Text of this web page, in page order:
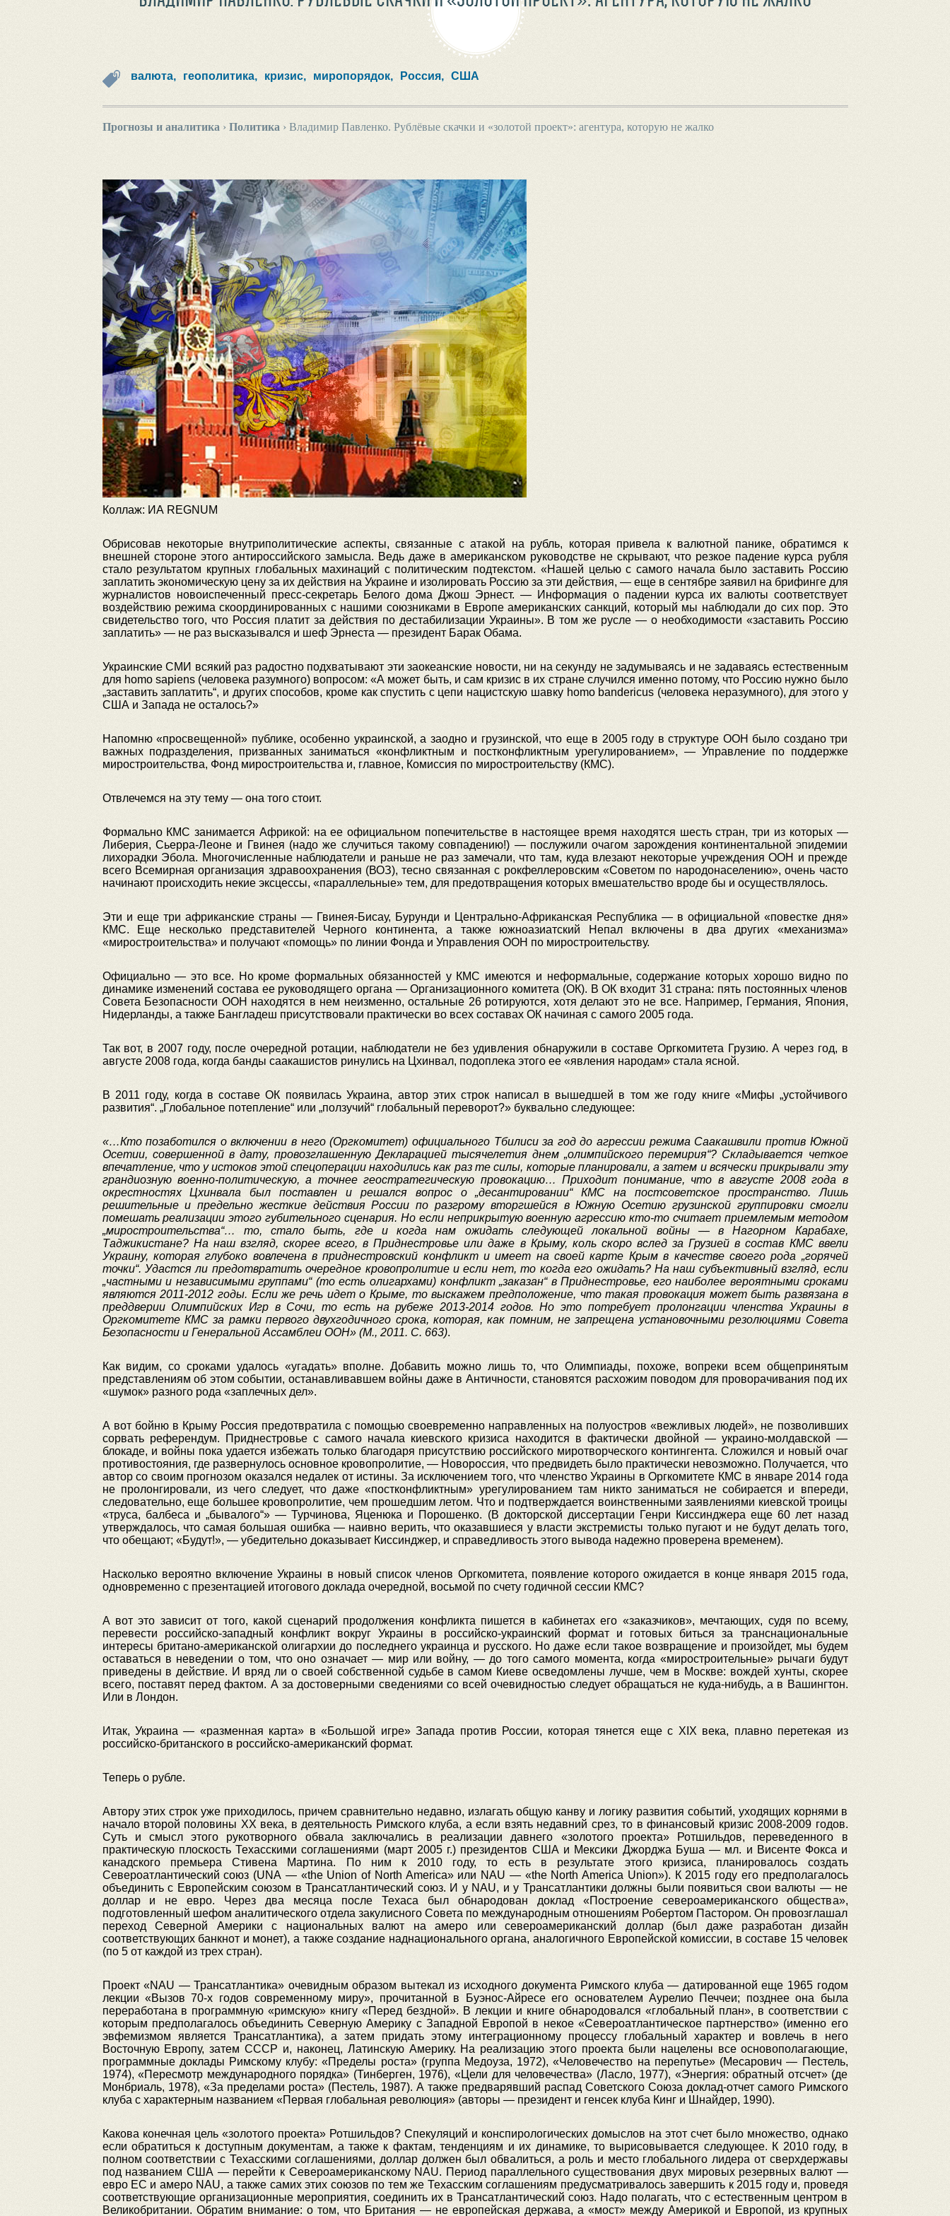
валюта, геополитика, кризис, миропорядок, Россия, США
Прогнозы и аналитика › Политика › Владимир Павленко. Рублёвые скачки и «золотой проект»: агентура, которую не жалко
Коллаж: ИА REGNUM
Обрисовав некоторые внутриполитические аспекты, связанные с атакой на рубль, которая привела к валютной панике, обратимся к
внешней стороне этого антироссийского замысла. Ведь даже в американском руководстве не скрывают, что резкое падение курса рубля
стало результатом крупных глобальных махинаций с политическим подтекстом. «Нашей целью с самого начала было заставить Россию
заплатить экономическую цену за их действия на Украине и изолировать Россию за эти действия, — еще в сентябре заявил на брифинге для
журналистов новоиспеченный пресс-секретарь Белого дома Джош Эрнест. — Информация о падении курса их валюты соответствует
воздействию режима скоординированных с нашими союзниками в Европе американских санкций, который мы наблюдали до сих пор. Это
свидетельство того, что Россия платит за действия по дестабилизации Украины». В том же русле — о необходимости «заставить Россию
заплатить» — не раз высказывался и шеф Эрнеста — президент Барак Обама.
Украинские СМИ всякий раз радостно подхватывают эти заокеанские новости, ни на секунду не задумываясь и не задаваясь естественным
для homo sapiens (человека разумного) вопросом: «А может быть, и сам кризис в их стране случился именно потому, что Россию нужно было
„заставить заплатить“, и других способов, кроме как спустить с цепи нацистскую шавку homo bandericus (человека неразумного), для этого у
США и Запада не осталось?»
Напомню «просвещенной» публике, особенно украинской, а заодно и грузинской, что еще в 2005 году в структуре ООН было создано три
важных подразделения, призванных заниматься «конфликтным и постконфликтным урегулированием», — Управление по поддержке
миростроительства, Фонд миростроительства и, главное, Комиссия по миростроительству (КМС).
Отвлечемся на эту тему — она того стоит.
Формально КМС занимается Африкой: на ее официальном попечительстве в настоящее время находятся шесть стран, три из которых —
Либерия, Сьерра-Леоне и Гвинея (надо же случиться такому совпадению!) — послужили очагом зарождения континентальной эпидемии
лихорадки Эбола. Многочисленные наблюдатели и раньше не раз замечали, что там, куда влезают некоторые учреждения ООН и прежде
всего Всемирная организация здравоохранения (ВОЗ), тесно связанная с рокфеллеровским «Советом по народонаселению», очень часто
начинают происходить некие эксцессы, «параллельные» тем, для предотвращения которых вмешательство вроде бы и осуществлялось.
Эти и еще три африканские страны — Гвинея-Бисау, Бурунди и Центрально-Африканская Республика — в официальной«повестке дня»
КМС. Еще несколько представителей Черного континента, а также южноазиатский Непал включены в два других «механизма»
«миростроительства» и получают «помощь» по линии Фонда и Управления ООН по миростроительству.
Официально — это все. Но кроме формальных обязанностей у КМС имеются и неформальные, содержание которых хорошо видно по
динамике изменений состава ее руководящего органа — Организационного комитета (ОК). В ОК входит 31 страна: пять постоянных членов
Совета Безопасности ООН находятся в нем неизменно, остальные 26 ротируются, хотя делают это не все. Например, Германия, Япония,
Нидерланды, а также Бангладеш присутствовали практически во всех составах ОК начиная с самого 2005 года.
Так вот, в 2007 году, после очередной ротации, наблюдатели не без удивления обнаружили в составе Оргкомитета Грузию. А через год, в
августе 2008 года, когда банды саакашистов ринулись на Цхинвал, подоплека этого ее «явления народам» стала ясной.
В 2011 году, когда в составе ОК появилась Украина, автор этих строк написал в вышедшей в том же году книге «Мифы „устойчивого
развития“. „Глобальное потепление“ или „ползучий“ глобальный переворот?» буквально следующее:
«…Кто позаботился о включении в него (Оргкомитет) официального Тбилиси за год до агрессии режима Саакашвили против Южной
Осетии, совершенной в дату, провозглашенную Декларацией тысячелетия днем „олимпийского перемирия“?Складывается четкое
впечатление, что у истоков этой спецоперации находились как раз те силы, которые планировали,а затем и всячески прикрывали эту
грандиозную военно-политическую,а точнее геостратегическую провокацию… Приходит понимание, что в августе 2008года в
окрестностях
Цхинвала был поставлен и решался вопрос о „десантировании“ КМС на постсоветское пространство.Лишь
решительные и предельно жесткие действия России по разгрому вторгшейся в Южную Осетию грузинской группировки смогли
помешать реализации этого губительного сценария. Но если неприкрытую военную агрессию кто-то считает приемлемым методом
„миростроительства“…
то,стало быть, где и когда нам ожидать следующей локальной войны — в Нагорном Карабахе,
Таджикистане? На наш взгляд, скорее всего,в Приднестровье или даже в Крыму, коль скоро вслед за Грузией в состав КМС ввели
Украину, которая глубоко вовлечена в приднестровский конфликт и имеет на своей карте Крым в качестве своего рода „горячей
точки“. Удастся ли предотвратить очередное кровопролитие и если нет,то когда его ожидать? На наш субъективный взгляд, если
„частными и независимыми группами“ (то есть олигархами) конфликт „заказан“ в Приднестровье, его наиболее вероятными сроками
являются 2011-2012 годы. Если же речь идет о Крыме, то выскажем предположение, что такая провокация может быть развязана в
преддверии Олимпийских Игр в Сочи,то есть на рубеже 2013-2014 годов.Но это потребует пролонгации членства Украины в
Оргкомитете КМС за рамки первого двухгодичного срока,которая,как помним,не запрещена установочными резолюциями Совета
Безопасности и Генеральной Ассамблеи ООН» (М., 2011. С. 663).
Как видим, со сроками удалось «угадать» вполне. Добавить можно лишь то, что Олимпиады, похоже, вопреки всем общепринятым
представлениям об этом событии, останавливавшем войны даже в Античности, становятся расхожим поводом для проворачивания под их
«шумок» разного рода «заплечных дел».
А вот бойню в Крыму Россия предотвратила с помощью своевременно направленных на полуостров «вежливых людей», не позволивших
сорвать референдум. Приднестровье с самого начала киевского кризиса находится в фактически двойной — украино-молдавской —
блокаде, и войны пока удается избежать только благодаря присутствию российского миротворческого контингента. Сложился и новый очаг
противостояния, где развернулось основное кровопролитие, — Новороссия, что предвидеть было практически невозможно. Получается, что
автор со своим прогнозом оказался недалек от истины. За исключением того, что членство Украины в Оргкомитете КМС в январе 2014 года
не пролонгировали, из чего следует, что даже «постконфликтным» урегулированием там никто заниматься не собирается и впереди,
следовательно, еще большее кровопролитие, чем прошедшим летом. Что и подтверждается воинственными заявлениями киевской троицы
«труса, балбеса и „бывалого“» — Турчинова, Яценюка и Порошенко. (В докторской диссертации Генри Киссинджера еще 60 лет назад
утверждалось, что самая большая ошибка — наивно верить, что оказавшиеся у власти экстремисты только пугают и не будут делать того,
что обещают; «Будут!», — убедительно доказывает Киссинджер, и справедливость этого вывода надежно проверена временем).
Насколько вероятно включение Украины в новый список членов Оргкомитета, появление которого ожидается в конце января 2015 года,
одновременно с презентацией итогового доклада очередной, восьмой по счету годичной сессии КМС?
А вот это зависит от того, какой сценарий продолжения конфликта пишется в кабинетах его «заказчиков», мечтающих, судя по всему,
перевести российско-западный конфликт вокруг Украины в российско-украинский формат и готовых биться за транснациональные
интересы британо-американской олигархии до последнего украинца и русского. Но даже если такое возвращение и произойдет, мы будем
оставаться в неведении о том, что оно означает — мир или войну, — до того самого момента, когда «миростроительные» рычаги будут
приведены в действие. И вряд ли о своей собственной судьбе в самом Киеве осведомлены лучше, чем в Москве: вождей хунты, скорее
всего, поставят перед фактом. А за достоверными сведениями со всей очевидностью следует обращаться не куда-нибудь, а в Вашингтон.
Или в Лондон.
Итак, Украина — «разменная карта» в «Большой игре» Запада против России, которая тянется еще с XIX века, плавно перетекая из
российско-британского в российско-американский формат.
Теперь о рубле.
Автору этих строк уже приходилось, причем сравнительно недавно, излагать общую канву и логику развития событий, уходящих корнями в
начало второй половины XX века, в деятельность Римского клуба, а если взять недавний срез, то в финансовый кризис 2008-2009 годов.
Суть и смысл этого рукотворного обвала заключались в реализации давнего «золотого проекта» Ротшильдов, переведенного в
практическую плоскость Техасскими соглашениями (март 2005 г.) президентов США и Мексики Джорджа Буша — мл. и Висенте Фокса и
канадского премьера Стивена Мартина. По ним к 2010 году, то есть в результате этого кризиса, планировалось создать
Североатлантический союз (UNA — «the Union of North America» или NAU — «the North America Union»). К 2015 году его предполагалось
объединить с Европейским союзом в Трансатлантический союз. И у NAU, и у Трансатлантики должны были появиться свои валюты — не
доллар и не евро. Через два месяца после Техаса был обнародован доклад «Построение североамериканского общества»,
подготовленный шефом аналитического отдела закулисного Совета по международным отношениям Робертом Пастором. Он провозглашал
переход Северной Америки с национальных валют на амеро или североамериканский доллар (был даже разработан дизайн
соответствующих банкнот и монет), а также создание наднационального органа, аналогичного Европейской комиссии, в составе 15 человек
(по 5 от каждой из трех стран).
Проект «NAU — Трансатлантика» очевидным образом вытекал из исходного документа Римского клуба — датированной еще 1965 годом
лекции «Вызов 70-х годов современному миру», прочитанной в Буэнос-Айресе его основателем Аурелио Печчеи; позднее она была
переработана в программную «римскую» книгу «Перед бездной». В лекции и книге обнародовался «глобальный план», в соответствии с
которым предполагалось объединить Северную Америку с Западной Европой в некое «Североатлантическое партнерство» (именно его
эвфемизмом является Трансатлантика), а затем придать этому интеграционному процессу глобальный характер и вовлечь в него
Восточную Европу, затем СССР и, наконец, Латинскую Америку. На реализацию этого проекта были нацелены все основополагающие,
программные доклады Римскому клубу: «Пределы роста» (группа Медоуза, 1972), «Человечество на перепутье» (Месарович — Пестель,
1974), «Пересмотр международного порядка» (Тинберген, 1976), «Цели для человечества» (Ласло, 1977), «Энергия: обратный отсчет» (де
Монбриаль, 1978), «За пределами роста» (Пестель, 1987). А также предварявший распад Советского Союза доклад-отчет самого Римского
клуба с характерным названием «Первая глобальная революция» (авторы — президент и генсек клуба Кинг и Шнайдер, 1990).
Какова конечная цель «золотого проекта» Ротшильдов? Спекуляций и конспирологических домыслов на этот счет было множество, однако
если обратиться к доступным документам, а также к фактам, тенденциям и их динамике, то вырисовывается следующее. К 2010 году, в
полном соответствии с Техасскими соглашениями, доллар должен был обвалиться, а роль и место глобального лидера от сверхдержавы
под названием США — перейти к Североамериканскому NAU. Период параллельного существования двух мировых резервных валют —
евро ЕС и амеро NAU, а также самих этих союзов по тем же Техасским соглашениям предусматривалось завершить к 2015 году и, проведя
соответствующие организационные мероприятия, соединить их в Трансатлантический союз. Надо полагать, что с естественным центром в
Великобритании. Обратим внимание: о том, что Британия — не европейская держава, а «мост» между Америкой и Европой, из крупных